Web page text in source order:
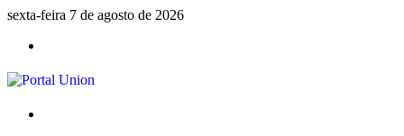
sexta-feira 7 de agosto de 2026